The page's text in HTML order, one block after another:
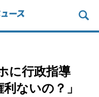
に行政指導
ないの？」